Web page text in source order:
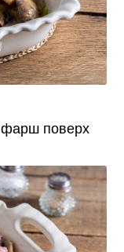
фарш поверх